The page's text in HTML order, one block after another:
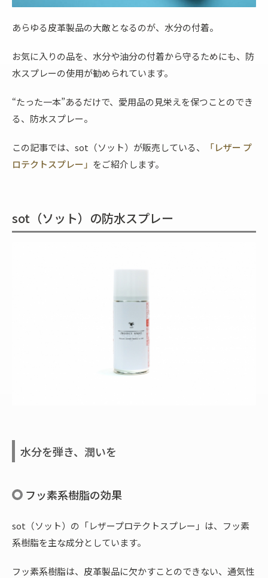
あらゆる皮革製品の大敵となるのが、水分の付着。
お気に入りの品を、水分や油分の付着から守るためにも、防
水スプレーの使用が勧められています。
“たった一本”あるだけで、愛用品の見栄えを保つことのでき
る、防水スプレー。
この記事では、sot（ソット）が販売している、
「レザー プ
ロテクトスプレー」 をご紹介します。
sot（ソット）の防水スプレー
水分を弾き、潤いを
フッ素系樹脂の効果
sot（ソット）の「レザープロテクトスプレー」は、フッ素
系樹脂を主な成分としています。
フッ素系樹脂は、皮革製品に欠かすことのできない、通気性